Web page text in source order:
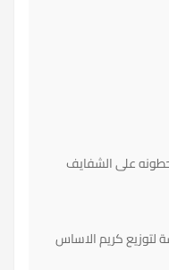
على الشفايف
كريم الاساس